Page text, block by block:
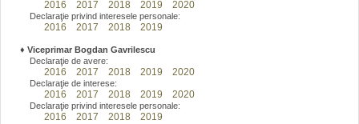
2016 2017 2018 2019 2020
Declaraţie privind interesele personale:
2016 2017 2018 2019
♦ Viceprimar Bogdan Gavrilescu
Declaraţie de avere:
2016 2017 2018 2019 2020
Declaraţie de interese:
2016 2017 2018 2019 2020
Declaraţie privind interesele personale:
2016 2017 2018 2019